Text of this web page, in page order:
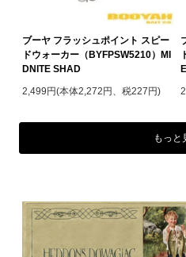
ブーヤ フラッシュポイント スピー
ドウォーカー（BYFPSW5210）MI
DNITE SHAD
2,499円(本体2,272円、税227円)
もっと